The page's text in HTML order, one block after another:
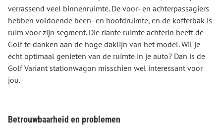
verrassend veel binnenruimte. De voor- en achterpassagiers
hebben voldoende been- en hoofdruimte, en de kofferbak is
ruim voor zijn segment. Die riante ruimte achterin heeft de
Golf te danken aan de hoge daklijn van het model. Wil je
écht optimaal genieten van de ruimte in je auto? Dan is de
Golf Variant stationwagon misschien wel interessant voor
jou.
Betrouwbaarheid en problemen